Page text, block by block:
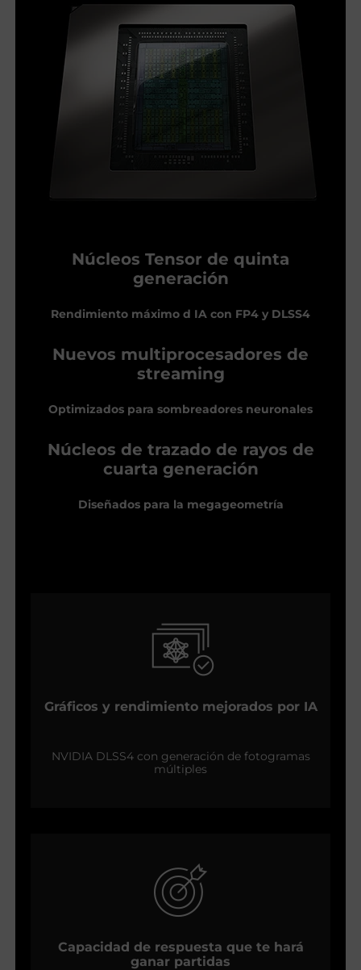
Núcleos Tensor de quinta
generación
Rendimiento máximo d IA con FP4 y DLSS4
Nuevos multiprocesadores de
streaming
Optimizados para sombreadores neuronales
Núcleos de trazado de rayos de
cuarta generación
Diseñados para la megageometría
Gráficos y rendimiento mejorados por IA
NVIDIA DLSS4 con generación de fotogramas
múltiples
Capacidad de respuesta que te hará
ganar partidas